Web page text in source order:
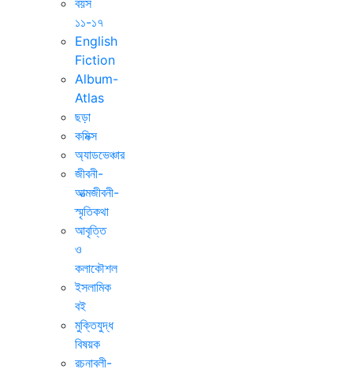
বয়স
১১-১৭
English
Fiction
Album-
Atlas
ছড়া
কমিক্স
অ্যাডভেঞ্চার
জীবনী-
আত্মজীবনী-
স্মৃতিকথা
আবৃত্তি
ও
কলাকৌশল
ইসলামিক
বই
মুক্তিযুদ্ধ
বিষয়ক
রচনাবলী-